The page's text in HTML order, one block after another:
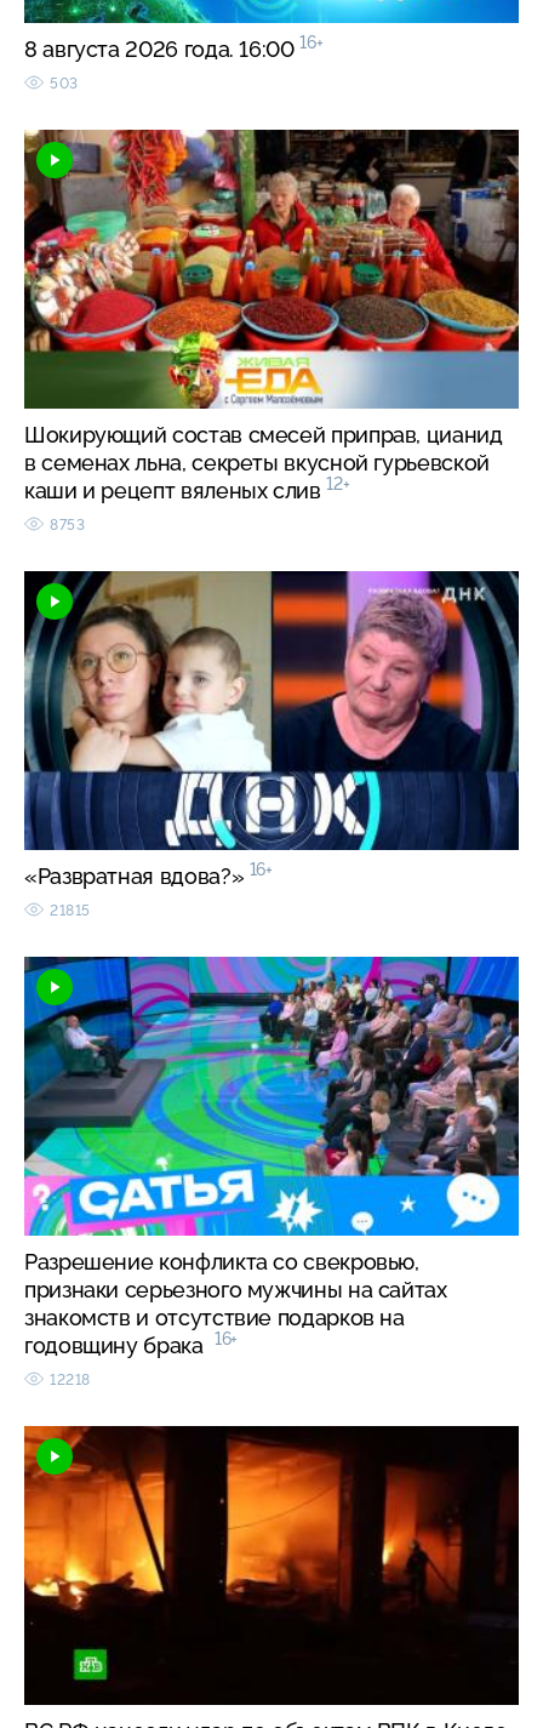
8 августа 2026 года. 16:00 16+
503
Шокирующий состав смесей приправ, цианид
в семенах льна, секреты вкусной гурьевской
каши и рецепт вяленых слив 12+
8753
«Развратная вдова?» 16+
21815
Разрешение конфликта со свекровью,
признаки серьезного мужчины на сайтах
знакомств и отсутствие подарков на
годовщину брака
16+
12218